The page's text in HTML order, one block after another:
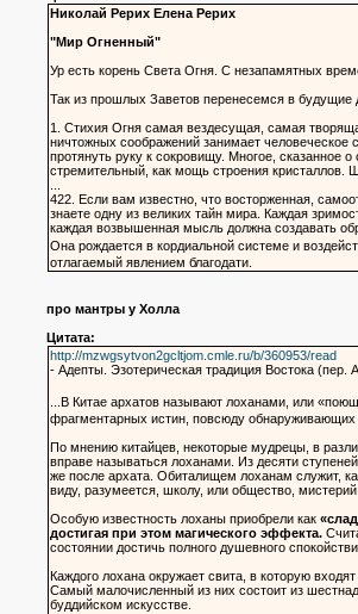
Николай Рерих Елена Рерих
"Мир Огненный"
Ур есть корень Света Огня. С незапамятных
Так из прошлых Заветов перенесемся в будущие
1. Стихия Огня самая вездесущая, самая
ничтожных соображений занимает человеческое
протянуть руку к сокровищу. Многое, сказанное
стремительный, как мощь строения кристаллов.
422. Если вам известно, что восторженная,
знаете одну из великих тайн мира. Каждая
каждая возвышенная мысль должна создавать
Она рождается в кордиальной системе и
отлагаемый явлением благодати.
про мантры у Холла
Цитата:
http://mzwgsytvon2gcltjom.cmle.ru/b/360953/read
- Адепты. Эзотерическая традиция Востока
...В Китае архатов называют лоханами, или
фрагментарных истин, повсюду
По мнению китайцев, некоторые мудрецы, в
вправе называться лоханами. Из десяти
же после архата. Обиталищем лоханам служит,
виду, разумеется, школу, или общество,
Особую известность лоханы приобрели как
достигая при этом магического эффекта.
состоянии достичь полного душевного
Каждого лохана окружает свита, в которую
Самый малочисленный из них состоит из
буддийском искусстве.